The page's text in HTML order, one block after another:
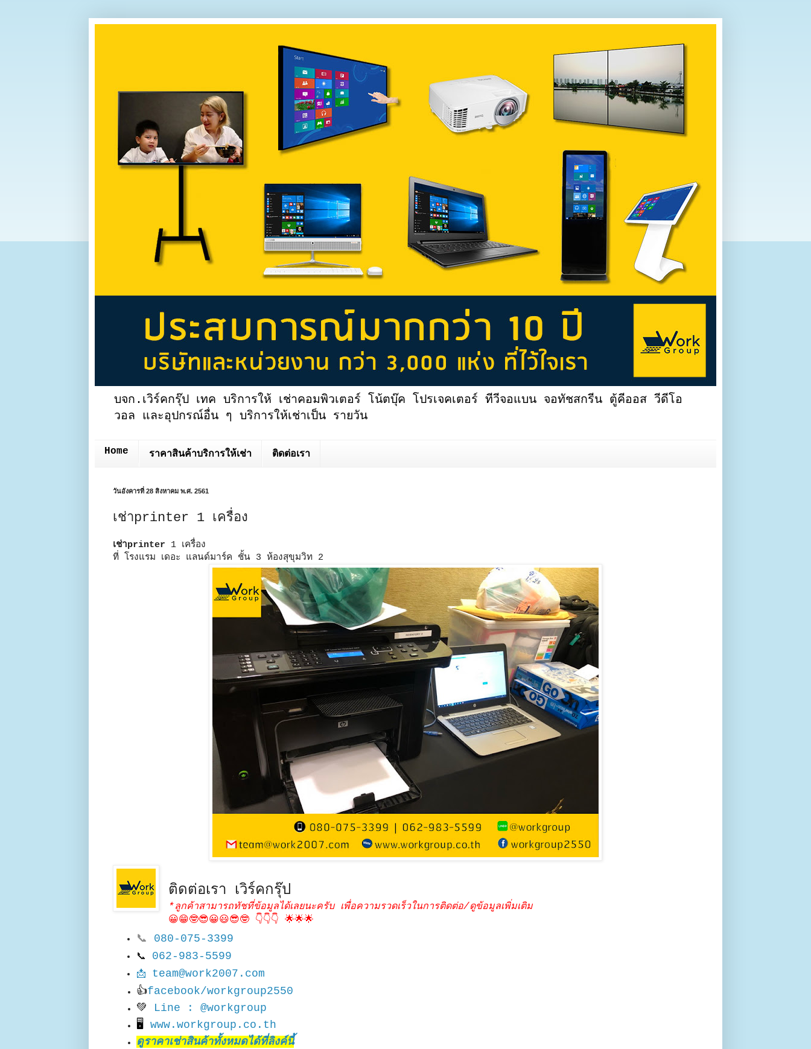
บจก.เวิร์คกรุ๊ป เทค บริการให้ เช่าคอมพิวเตอร์ โน้ตบุ๊ค โปรเจคเตอร์ ทีวีจอแบน จอทัชสกรีน ตู้คีออส วีดีโอ
วอล และอุปกรณ์อื่น ๆ บริการให้เช่าเป็น รายวัน
Home ราคาสินค้าบริการให้เช่า ติดต่อเรา
วันอังคารที่ 28 สิงหาคม พ.ศ. 2561
เช่าprinter 1 เครื่อง
เช่าprinter 1 เครื่อง
ที่ โรงแรม เดอะ แลนด์มาร์ค ชั้น 3 ห้องสุขุมวิท 2
ติดต่อเรา เวิร์คกรุ๊ป
*ลูกค้าสามารถทัชที่ข้อมูลได้เลยนะครับ เพื่อความรวดเร็วในการติดต่อ/ดูข้อมูลเพิ่มเติม
😀😁🤓😎😀😃😎🤓 👇👇👇 🌟🌟🌟
📞 080-075-3399
📞 062-983-5599
📩 team@work2007.com
👍facebook/workgroup2550
💚
Line : @workgroup
🖥 www.workgroup.co.th
ดูราคาเช่าสินค้าทั้งหมดได้ที่ลิงค์นี้